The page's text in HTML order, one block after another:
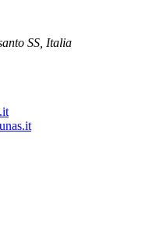
SS, Italia